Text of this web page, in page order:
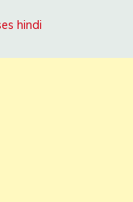
hindi